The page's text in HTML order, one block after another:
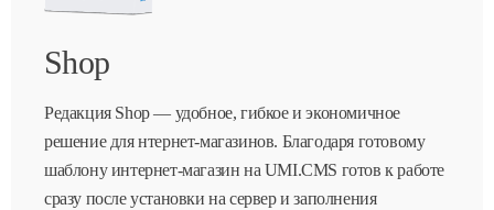
Shop
Редакция Shop — удобное, гибкое и экономичное
решение для нтернет-магазинов. Благодаря готовому
шаблону интернет-магазин на UMI.CMS готов к работе
сразу после установки на сервер и заполнения